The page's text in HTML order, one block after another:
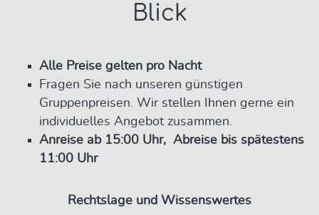
Blick
Alle Preise gelten pro Nacht
Fragen Sie nach unseren günstigen
Gruppenpreisen. Wir stellen Ihnen gerne ein
individuelles Angebot zusammen.
Anreise ab 15:00 Uhr, Abreise bis spätestens
11:00 Uhr
Rechtslage und Wissenswertes